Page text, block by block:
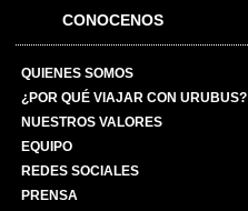
CONOCENOS
QUIENES SOMOS
¿POR QUÉ VIAJAR CON URUBUS?
NUESTROS VALORES
EQUIPO
REDES SOCIALES
PRENSA